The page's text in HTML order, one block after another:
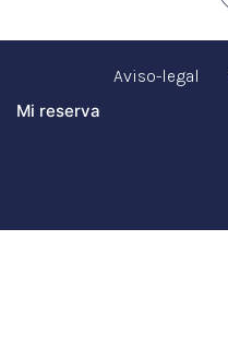
Aviso-legal
Mi reserva